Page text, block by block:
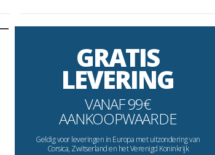
GRATIS
LEVERING
VANAF 99€
AANKOOPWAARDE
Geldig voor leveringen in Europa met uitzondering van
Corsica, Zwitserland en het Verenigd Koninkrijk